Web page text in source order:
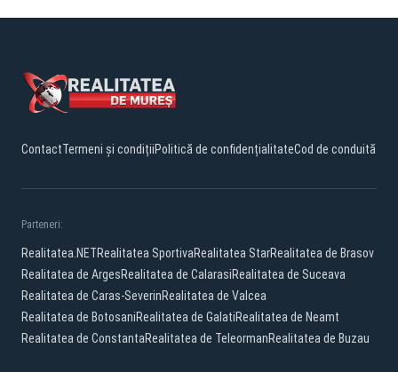
ContactTermeni și condițiiPolitică de confidențialitateCod de conduită
Parteneri:
Realitatea.NETRealitatea SportivaRealitatea StarRealitatea de Brasov
Realitatea de ArgesRealitatea de CalarasiRealitatea de Suceava
Realitatea de Caras-SeverinRealitatea de Valcea
Realitatea de BotosaniRealitatea de GalatiRealitatea de Neamt
Realitatea de ConstantaRealitatea de TeleormanRealitatea de Buzau